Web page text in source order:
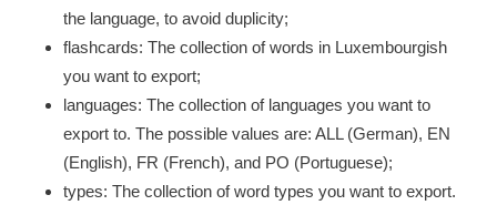
the language, to avoid duplicity;
flashcards: The collection of words in Luxembourgish
you want to export;
languages: The collection of languages you want to
export to. The possible values are: ALL (German), EN
(English), FR (French), and PO (Portuguese);
types: The collection of word types you want to export.